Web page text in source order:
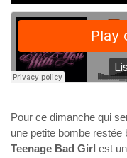
Pour ce dimanche qui
une petite bombe restée
Teenage Bad Girl est